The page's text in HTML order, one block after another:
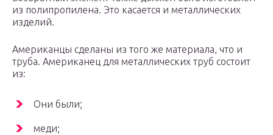
из полипропилена. Это касается и металлических
изделий.
Американцы сделаны из того же материала, что и
труба. Американец для металлических труб состоит
из:
Они были;
меди;